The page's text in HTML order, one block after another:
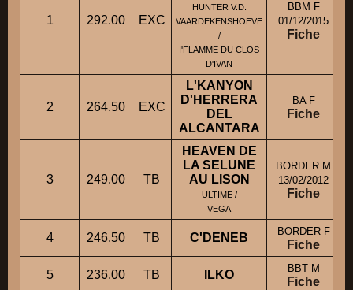
1 292.00 EXC
HUNTER V.D.
VAARDEKENSHOEVE
/
I'FLAMME DU CLOS
D'IVAN
BBM F
01/12/2015
Fiche
2 264.50 EXC
L'KANYON
D'HERRERA
DEL
ALCANTARA
BA F
Fiche
3 249.00 TB
HEAVEN DE
LA SELUNE
AU LISON
ULTIME /
VEGA
BORDER M
13/02/2012
Fiche
4 246.50 TB C'DENEB BORDER F
Fiche
5 236.00 TB ILKO BBT M
Fiche